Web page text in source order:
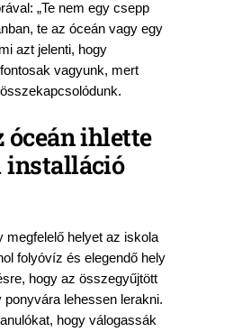
„Te nem egy csepp
te az óceán vagy egy
azt jelenti, hogy
vagyunk, mert
óceán ihlette
installáció
megfelelő helyet az iskola
folyóvíz és elegendő hely
hogy az összegyűjtött
ponyvára lehessen lerakni.
hogy válogassák